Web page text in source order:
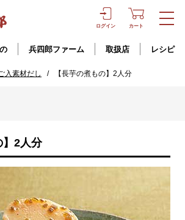
ログイン カート
兵四郎ファーム 取扱店 レシピ
入素材だし / 【長芋の煮もの】2人分
】2人分